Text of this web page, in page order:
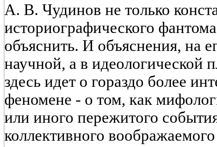
А. В. Чудинов не только
историографического
объяснить. И объяснения, на
научной, а в идеологической
здесь идет о гораздо более
феномене - о том, как
или иного пережитого
коллективного